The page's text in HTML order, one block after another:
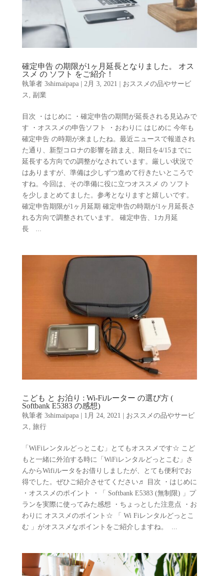
確定申告 の期限が1ヶ月延長となりました。 オス
スメ の ソフト をご紹介！
執筆者 3shimaipapa| 2月 3, 2021
おススメの品やサービ
ス
副業
目次 ・はじめに ・確定申告の期間が延長される見込みで
す ・オススメの申告ソフト ・おわりに はじめに 今年も
確定申告 の時期が来ましたね。最近ニュースで報道され
た通り、新型コロナの影響を踏まえ、期日を4/15までに
延長する方向での調整がなされています。厳しい状況で
はありますが、準備は少しずつ進めて行きたいところで
すね。今回は、その準備に役に立つオススメ の ソフト
を少しまとめてました。参考となりますと嬉しいです。
確定申告期限が1ヶ月延期 確定申告の時期が1ヶ月延長さ
れる方向で調整されています。 確定申告、1カ月延
長 ...
こども と お泊り : Wi-Fiルーター の選び方 (
Softbank E5383 の感想)
執筆者 3shimaipapa| 1月 24, 2021
おススメの品やサービ
ス , 旅行
「WiFiレンタルどっとこむ」とてもオススメです☆ こど
もと一緒に外泊する時に「WiFiレンタルどっとこむ」さ
んからWifiルータをお借りしましたが、とても便利でお
得でした。ぜひご紹介させてください♬ 目次 ・はじめに
・オススメのポイント ・「 Softbank E5383 (無制限) 」プ
ランを実際に使ってみた感想 ・ちょっとした注意点 ・お
わりに オススメのポイント☆ 「 Wi Fiレンタルどっとこ
む 」がオススメなポイントをご紹介しますね。 ...